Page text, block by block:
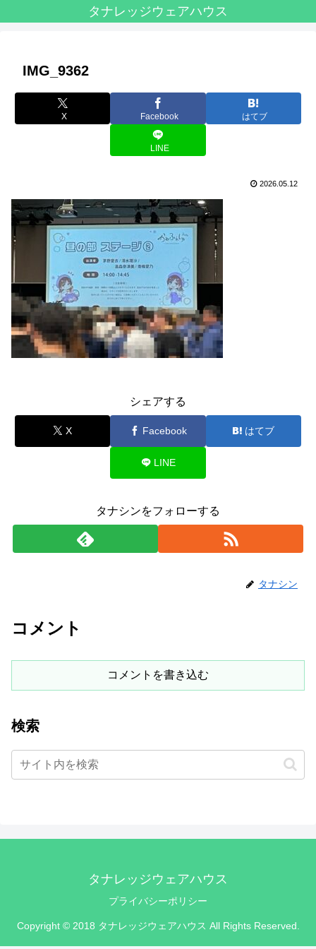
タナレッジウェアハウス
IMG_9362
X Facebook はてブ
LINE
2026.05.12
シェアする
X Facebook はてブ
LINE
タナシンをフォローする
タナシン
コメント
コメントを書き込む
検索
タナレッジウェアハウス
プライバシーポリシー
Copyright © 2018 タナレッジウェアハウス All Rights Reserved.